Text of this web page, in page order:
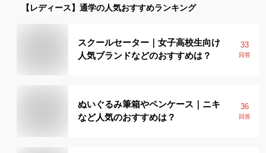
【レディース】 通学の人気おすすめランキング
スクールセーター｜女子高校生向け
人気ブランドなどのおすすめは？
33
回答
ぬいぐるみ筆箱やペンケース｜ニキ
など人気のおすすめは？
36
回答